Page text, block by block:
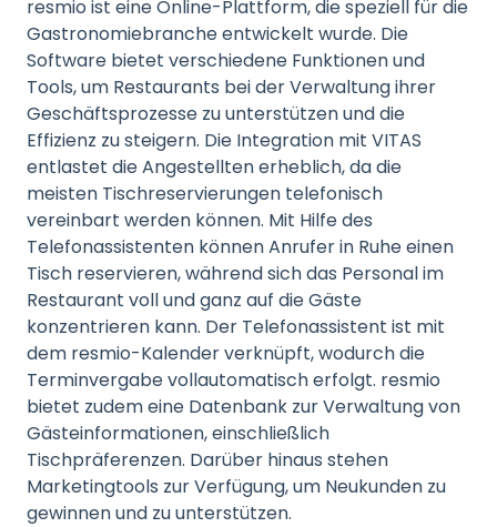
resmio ist eine Online-Plattform, die speziell für die
Gastronomiebranche entwickelt wurde. Die
Software bietet verschiedene Funktionen und
Tools, um Restaurants bei der Verwaltung ihrer
Geschäftsprozesse zu unterstützen und die
Effizienz zu steigern. Die Integration mit VITAS
entlastet die Angestellten erheblich, da die
meisten Tischreservierungen telefonisch
vereinbart werden können. Mit Hilfe des
Telefonassistenten können Anrufer in Ruhe einen
Tisch reservieren, während sich das Personal im
Restaurant voll und ganz auf die Gäste
konzentrieren kann. Der Telefonassistent ist mit
dem resmio-Kalender verknüpft, wodurch die
Terminvergabe vollautomatisch erfolgt. resmio
bietet zudem eine Datenbank zur Verwaltung von
Gästeinformationen, einschließlich
Tischpräferenzen. Darüber hinaus stehen
Marketingtools zur Verfügung, um Neukunden zu
gewinnen und zu unterstützen.